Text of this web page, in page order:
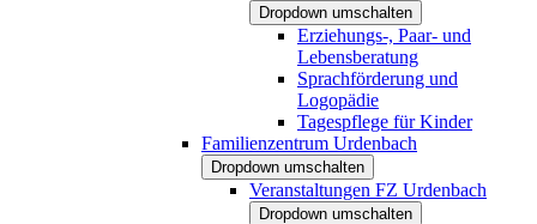
Dropdown umschalten
Erziehungs-, Paar- und
Lebensberatung
Sprachförderung und
Logopädie
Tagespflege für Kinder
Familienzentrum Urdenbach
Dropdown umschalten
Veranstaltungen FZ Urdenbach
Dropdown umschalten